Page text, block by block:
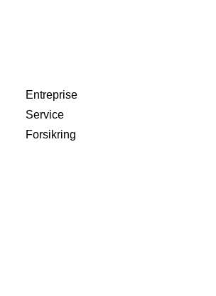
Entreprise
Service
Forsikring